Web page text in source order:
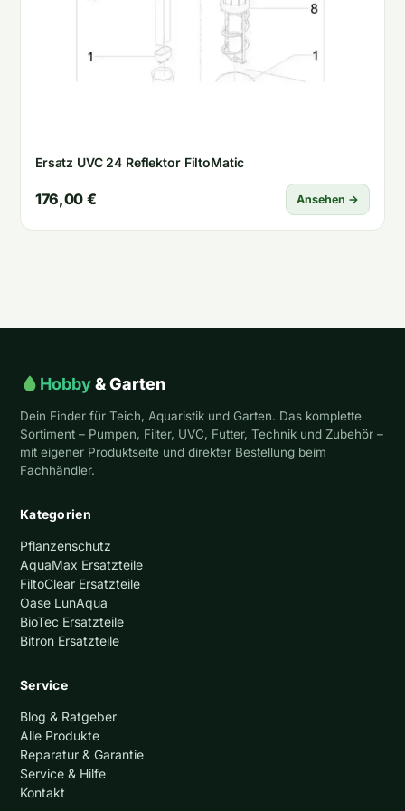
Ersatz UVC 24 Reflektor FiltoMatic
176,00 € Ansehen →
Hobby& Garten
Dein Finder für Teich, Aquaristik und Garten. Das komplette
Sortiment – Pumpen, Filter, UVC, Futter, Technik und Zubehör –
mit eigener Produktseite und direkter Bestellung beim
Fachhändler.
Kategorien
Pflanzenschutz
AquaMax Ersatzteile
FiltoClear Ersatzteile
Oase LunAqua
BioTec Ersatzteile
Bitron Ersatzteile
Service
Blog & Ratgeber
Alle Produkte
Reparatur & Garantie
Service & Hilfe
Kontakt